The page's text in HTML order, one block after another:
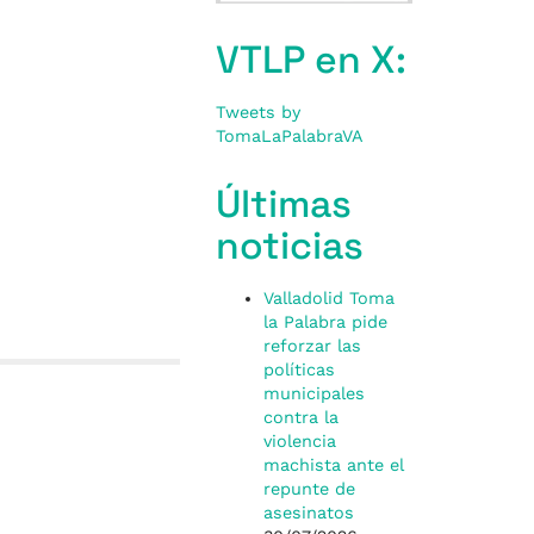
VTLP en X:
Tweets by
TomaLaPalabraVA
Últimas
noticias
Valladolid Toma
la Palabra pide
reforzar las
políticas
municipales
contra la
violencia
machista ante el
repunte de
asesinatos